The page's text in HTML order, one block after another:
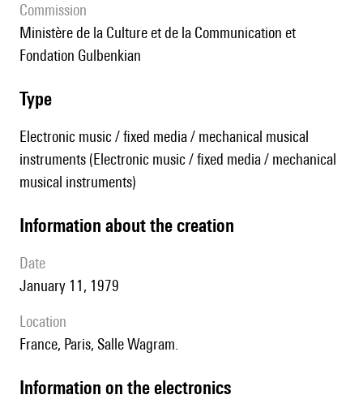
Commission
Ministère de la Culture et de la Communication et
Fondation Gulbenkian
type
Electronic music / fixed media / mechanical musical
instruments (Electronic music / fixed media / mechanical
musical instruments)
information about the creation
date
January 11, 1979
location
France, Paris, Salle Wagram.
Information on the electronics